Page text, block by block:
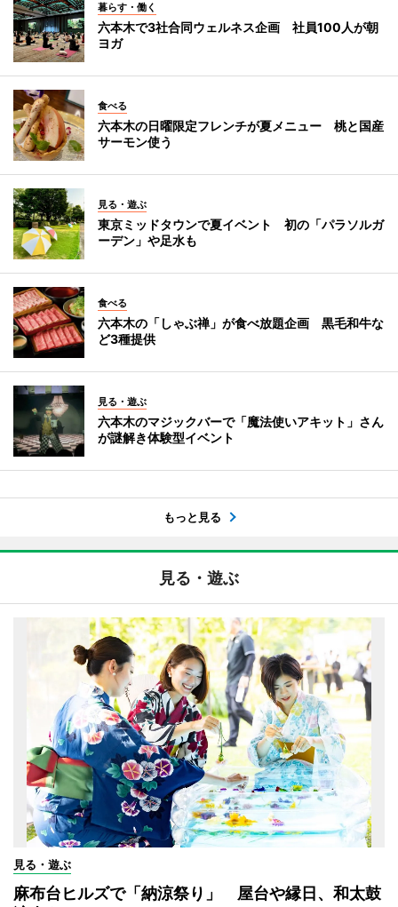
暮らす・働く
六本木で3社合同ウェルネス企画 社員100人が朝
ヨガ
食べる
六本木の日曜限定フレンチが夏メニュー 桃と国産
サーモン使う
見る・遊ぶ
東京ミッドタウンで夏イベント 初の「パラソルガ
ーデン」や足水も
食べる
六本木の「しゃぶ禅」が食べ放題企画 黒毛和牛な
ど3種提供
見る・遊ぶ
六本木のマジックバーで「魔法使いアキット」さん
が謎解き体験型イベント
もっと見る
見る・遊ぶ
見る・遊ぶ
麻布台ヒルズで「納涼祭り」 屋台や縁日、和太鼓